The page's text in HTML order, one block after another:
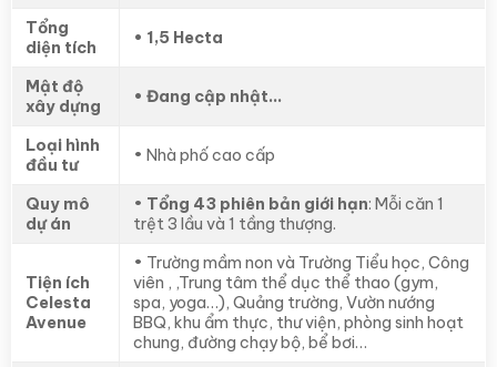
Tổng
diện tích
• 1,5 Hecta
Mật độ
xây dựng
• Đang cập nhật…
Loại hình
đầu tư
• Nhà phố cao cấp
Quy mô
dự án
• Tổng 43 phiên bản giới hạn: Mỗi căn 1
trệt 3 lầu và 1 tầng thượng.
Tiện ích
Celesta
Avenue
• Trường mầm non và Trường Tiểu học, Công
viên , ,Trung tâm thể dục thể thao (gym,
spa, yoga…), Quảng trường, Vườn nướng
BBQ, khu ẩm thực, thư viện, phòng sinh hoạt
chung, đường chạy bộ, bể bơi…